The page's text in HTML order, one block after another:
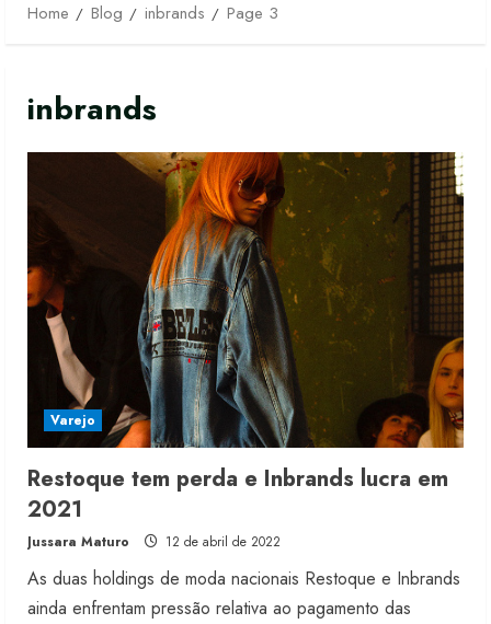
Home
Blog inbrands Page 3
inbrands
Varejo
Restoque tem perda e Inbrands lucra em
2021
Jussara Maturo 12 de abril de 2022
As duas holdings de moda nacionais Restoque e Inbrands
ainda enfrentam pressão relativa ao pagamento das